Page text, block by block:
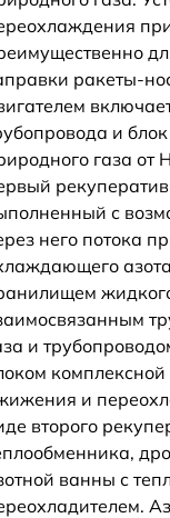
ракеты-
и
газа от
с
него потока
и
комплексной
и
второго
ванны с